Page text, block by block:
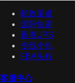
邮政渠道
国际快递
香港UPS
专线小包
FBA头程
客服中心